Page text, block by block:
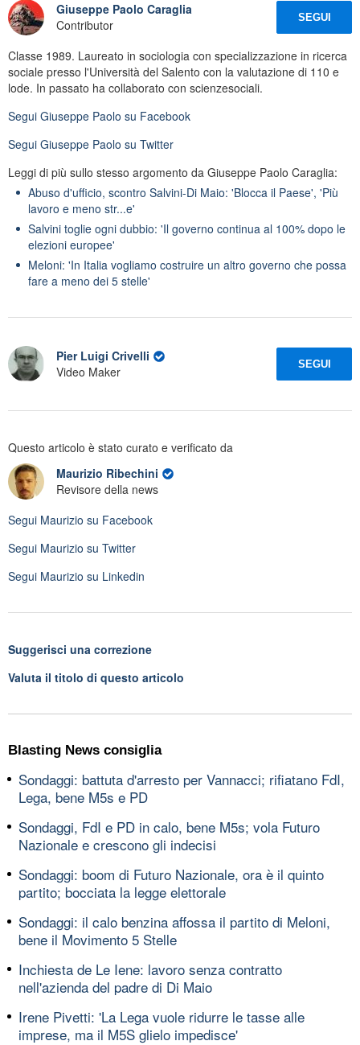
Giuseppe Paolo Caraglia
Contributor
SEGUI
Classe 1989. Laureato in sociologia con specializzazione in ricerca
sociale presso l'Università del Salento con la valutazione di 110 e
lode. In passato ha collaborato con scienzesociali.
Segui Giuseppe Paolo su Facebook
Segui Giuseppe Paolo su Twitter
Leggi di più sullo stesso argomento da Giuseppe Paolo Caraglia:
Abuso d'ufficio, scontro Salvini-Di Maio: 'Blocca il Paese', 'Più
lavoro e meno str...e'
Salvini toglie ogni dubbio: 'Il governo continua al 100% dopo le
elezioni europee'
Meloni: 'In Italia vogliamo costruire un altro governo che possa
fare a meno dei 5 stelle'
Pier Luigi Crivelli
Video Maker
SEGUI
Questo articolo è stato curato e verificato da
Maurizio Ribechini
Revisore della news
Segui Maurizio su Facebook
Segui Maurizio su Twitter
Segui Maurizio su Linkedin
Suggerisci una correzione
Valuta il titolo di questo articolo
Blasting News consiglia
Sondaggi: battuta d'arresto per Vannacci; rifiatano FdI,
Lega, bene M5s e PD
Sondaggi, FdI e PD in calo, bene M5s; vola Futuro
Nazionale e crescono gli indecisi
Sondaggi: boom di Futuro Nazionale, ora è il quinto
partito; bocciata la legge elettorale
Sondaggi: il calo benzina affossa il partito di Meloni,
bene il Movimento 5 Stelle
Inchiesta de Le Iene: lavoro senza contratto
nell'azienda del padre di Di Maio
Irene Pivetti: 'La Lega vuole ridurre le tasse alle
imprese, ma il M5S glielo impedisce'